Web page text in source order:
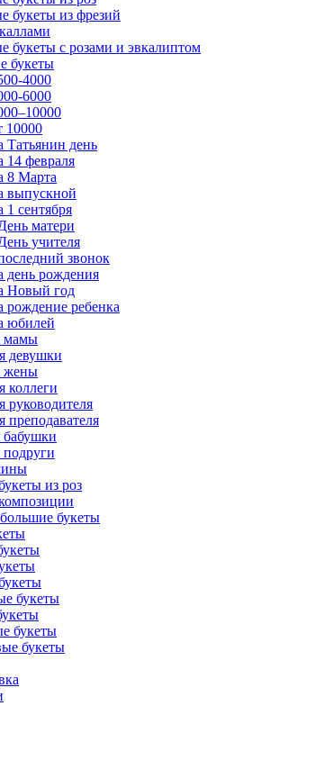
букеты из фрезий
букеты с розами и эвкалиптом
букеты
4000
6000
10000
Татьянин день
14 февраля
8 Марта
выпускной
1 сентября
матери
учителя
звонок
день рождения
Новый год
рождение ребенка
юбилей
мамы
девушки
жены
коллеги
руководителя
преподавателя
бабушки
подруги
из роз
букеты
букеты
букеты
букеты